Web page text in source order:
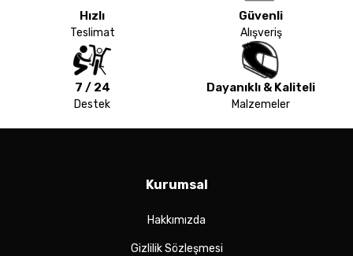
Hızlı
Teslimat
Güvenli
Alışveriş
7 / 24
Destek
Dayanıklı & Kaliteli
Malzemeler
Kurumsal
Hakkımızda
Gizlilik Sözleşmesi